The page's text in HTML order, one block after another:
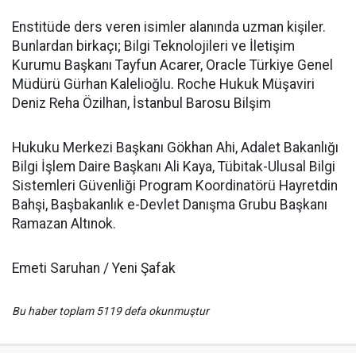
Enstitüde ders veren isimler alanında uzman kişiler.
Bunlardan birkaçı; Bilgi Teknolojileri ve İletişim
Kurumu Başkanı Tayfun Acarer, Oracle Türkiye Genel
Müdürü Gürhan Kalelioğlu. Roche Hukuk Müşaviri
Deniz Reha Özilhan, İstanbul Barosu Bilşim
Hukuku Merkezi Başkanı Gökhan Ahi, Adalet Bakanlığı
Bilgi İşlem Daire Başkanı Ali Kaya, Tübitak-Ulusal Bilgi
Sistemleri Güvenliği Program Koordinatörü Hayretdin
Bahşi, Başbakanlık e-Devlet Danışma Grubu Başkanı
Ramazan Altınok.
Emeti Saruhan / Yeni Şafak
Bu haber toplam 5119 defa okunmuştur